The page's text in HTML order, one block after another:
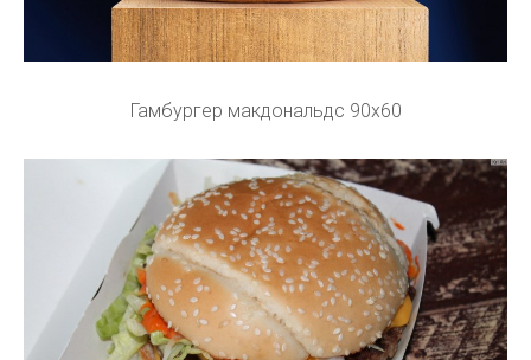
Гамбургер макдональдс 90x60